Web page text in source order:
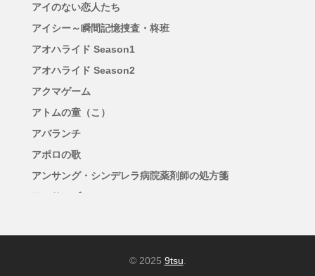
アイのない恋人たち
アイシー～瞬間記憶捜査・柊班
アオハライド Season1
アオハライド Season2
アクマゲーム
アトムの童（こ）
アバランチ
アポロの歌
アンサング・シンデレラ病院薬剤師の処方箋
アンサンブル
アンメット ある脳外科医の日記
イグナイト -法の無法者-© 2025 9tsu